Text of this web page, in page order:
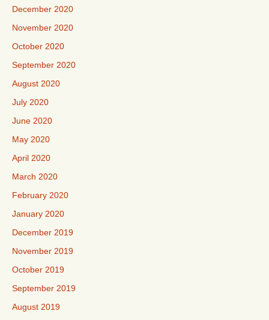
December 2020
November 2020
October 2020
September 2020
August 2020
July 2020
June 2020
May 2020
April 2020
March 2020
February 2020
January 2020
December 2019
November 2019
October 2019
September 2019
August 2019